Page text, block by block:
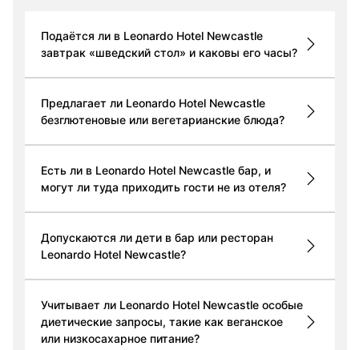
Подаётся ли в Leonardo Hotel Newcastle
завтрак «шведский стол» и каковы его часы?
Предлагает ли Leonardo Hotel Newcastle
безглютеновые или вегетарианские блюда?
Есть ли в Leonardo Hotel Newcastle бар, и
могут ли туда приходить гости не из отеля?
Допускаются ли дети в бар или ресторан
Leonardo Hotel Newcastle?
Учитывает ли Leonardo Hotel Newcastle особые
диетические запросы, такие как веганское
или низкосахарное питание?